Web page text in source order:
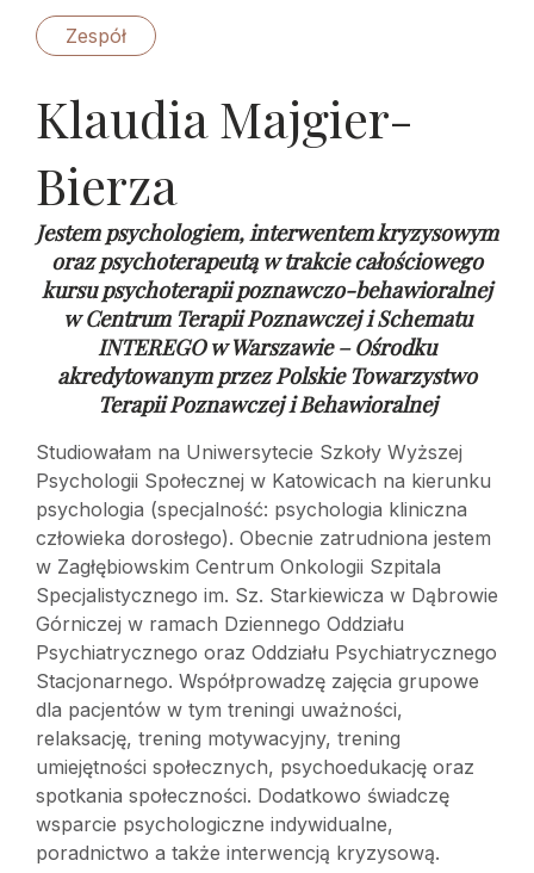
Zespół
Klaudia Majgier-
Bierza
Jestem psychologiem, interwentem kryzysowym
oraz psychoterapeutą w trakcie całościowego
kursu psychoterapii poznawczo-behawioralnej
wCentrum Terapii Poznawczej i Schematu
INTEREGO w Warszawie – Ośrodku
akredytowanym przez Polskie Towarzystwo
Terapii Poznawczej i Behawioralnej
Studiowałam na Uniwersytecie Szkoły Wyższej
Psychologii Społecznej w Katowicach na kierunku
psychologia (specjalność: psychologia kliniczna
człowieka dorosłego). Obecnie zatrudniona jestem
w Zagłębiowskim Centrum Onkologii Szpitala
Specjalistycznego im. Sz. Starkiewicza w Dąbrowie
Górniczej w ramach Dziennego Oddziału
Psychiatrycznego oraz Oddziału Psychiatrycznego
Stacjonarnego. Współprowadzę zajęcia grupowe
dla pacjentów w tym treningi uważności,
relaksację, trening motywacyjny, trening
umiejętności społecznych, psychoedukację oraz
spotkania społeczności. Dodatkowo świadczę
wsparcie psychologiczne indywidualne,
poradnictwo a także interwencją kryzysową.